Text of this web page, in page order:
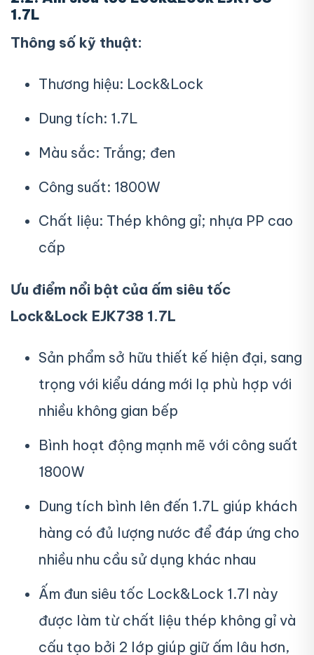
1.7L
Thông số kỹ thuật:
Thương hiệu: Lock&Lock
Dung tích: 1.7L
Màu sắc: Trắng; đen
Công suất: 1800W
Chất liệu: Thép không gỉ; nhựa PP cao
cấp
Ưu điểm nổi bật của ấm siêu tốc
Lock&Lock EJK738 1.7L
Sản phẩm sở hữu thiết kế hiện đại, sang
trọng với kiểu dáng mới lạ phù hợp với
nhiều không gian bếp
Bình hoạt động mạnh mẽ với công suất
1800W
Dung tích bình lên đến 1.7L giúp khách
hàng có đủ lượng nước để đáp ứng cho
nhiều nhu cầu sử dụng khác nhau
Ấm đun siêu tốc Lock&Lock 1.7l này
được làm từ chất liệu thép không gỉ và
cấu tạo bởi 2 lớp giúp giữ ấm lâu hơn,